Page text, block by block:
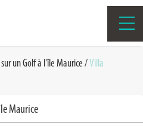
un Golf à l'île Maurice/Villa
Maurice